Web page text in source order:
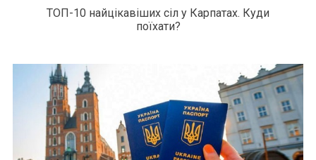
ТОП-10 найцікавіших сіл у Карпатах. Куди
поїхати?